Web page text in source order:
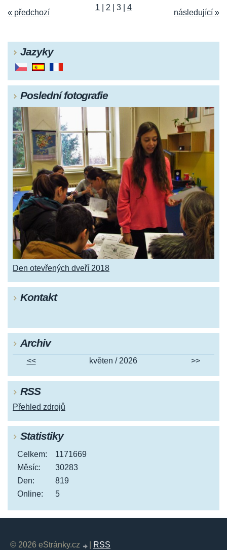
« předchozí
1 2 3 4
následující »
Jazyky
Poslední fotografie
Den otevřených dveří 2018
Kontakt
Archiv
<< květen / 2026 >>
RSS
Přehled zdrojů
Statistiky
Online: 5
Celkem:
1171669
Měsíc:
30283
Den:
819
© 2026 eStránky.cz RSS